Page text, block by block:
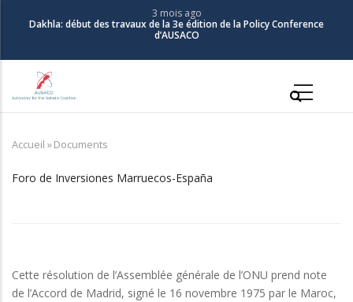
principal
3 mois ago
Dakhla: début des travaux de la 3e édition de la Policy Conference
d’AUSACO
Fil
d'Ariane
Accueil »Documents
Foro de Inversiones Marruecos-España
Cette résolution de l’Assemblée générale de l’ONU prend note
de l’Accord de Madrid, signé le 16 novembre 1975 par le Maroc,